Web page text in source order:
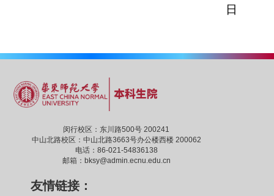
日
闵行校区：东川路500号 200241
中山北路校区：中山北路3663号办公楼西楼 200062
电话：86-021-54836138
邮箱：bksy@admin.ecnu.edu.cn
友情链接：